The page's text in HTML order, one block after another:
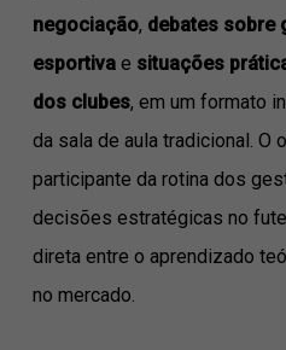
negociação, debates sobre
esportivae situações
dos clubes, em um formato
da sala de aula tradicional. O
participante da rotina dos
decisões estratégicas no
direta entre o aprendizado
no mercado.